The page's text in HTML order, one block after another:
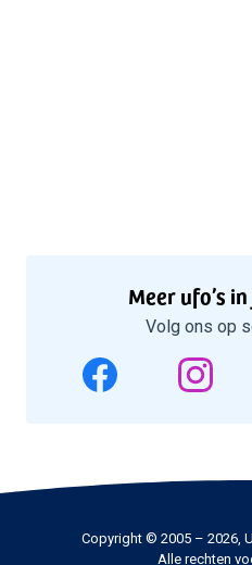
Meer ufo’s
Volg ons op
Copyright © 2005 – 2026,
Alle rechten